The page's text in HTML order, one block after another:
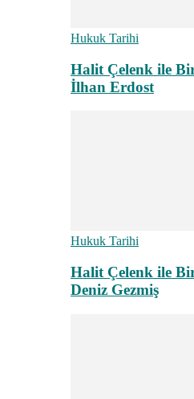
Hukuk Tarihi
Halit Çelenk ile
İlhan Erdost
Hukuk Tarihi
Halit Çelenk ile
Deniz Gezmiş